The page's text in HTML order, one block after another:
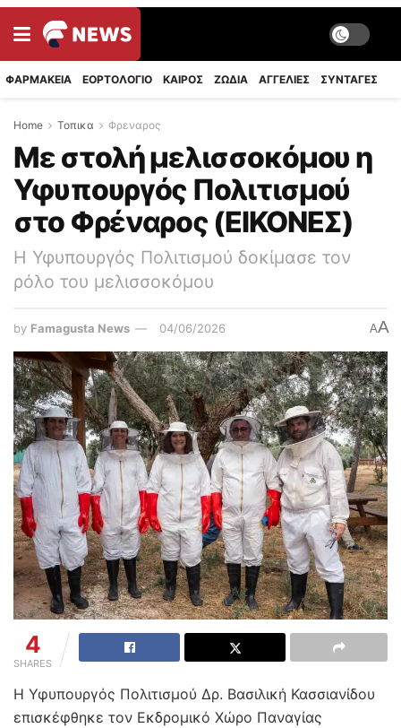
ΦΑΡΜΑΚΕΙΑ ΕΟΡΤΟΛΟΓΙΟ ΚΑΙΡΟΣ ΖΩΔΙΑ ΑΓΓΕΛΙΕΣ ΣΥΝΤΑΓΈΣ
Home Τοπικα Φρεναρος
Με στολή μελισσοκόμου η
Υφυπουργός Πολιτισμού
στο Φρέναρος (ΕΙΚΟΝΕΣ)
Η Υφυπουργός Πολιτισμού δοκίμασε τον
ρόλο του μελισσοκόμου
by Famagusta News 04/06/2026 AA
4
SHARES
Η Υφυπουργός Πολιτισμού Δρ. Βασιλική Κασσιανίδου
επισκέφθηκε τον Εκδρομικό Χώρο Παναγίας